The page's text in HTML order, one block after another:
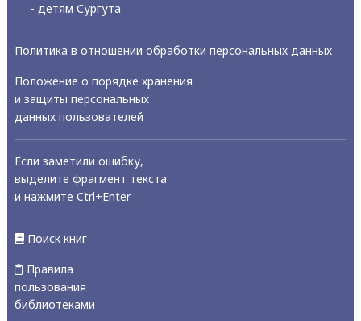
- детям Сургута
Политика в отношении обработки персональных данных
Положение о порядке хранения
и защиты персональных
данных пользователей
Если заметили ошибку,
выделите фрагмент текста
и нажмите Ctrl+Enter
Поиск книг
Правила
пользования
библиотеками